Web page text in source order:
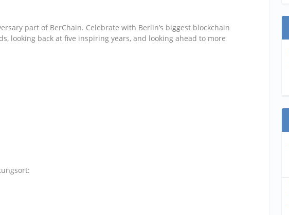
part of BerChain. Celebrate with Berlin’s biggest blockchain
looking back at five inspiring years, and looking ahead to more